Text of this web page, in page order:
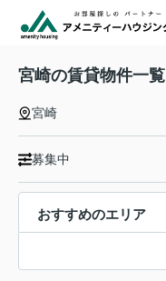
宮崎の賃貸物件一覧
宮崎
募集中
おすすめのエリア